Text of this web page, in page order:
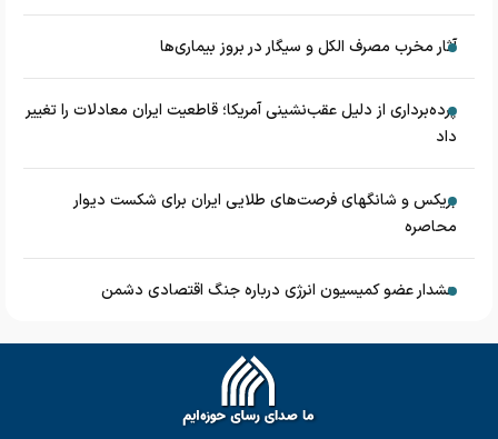
آثار مخرب مصرف الکل و سیگار در بروز بیماری‌ها
پرده‌برداری از دلیل عقب‌نشینی آمریکا؛ قاطعیت ایران معادلات را تغییر
داد
بریکس و شانگهای فرصت‌های طلایی ایران برای شکست دیوار
محاصره
هشدار عضو کمیسیون انرژی درباره جنگ اقتصادی دشمن